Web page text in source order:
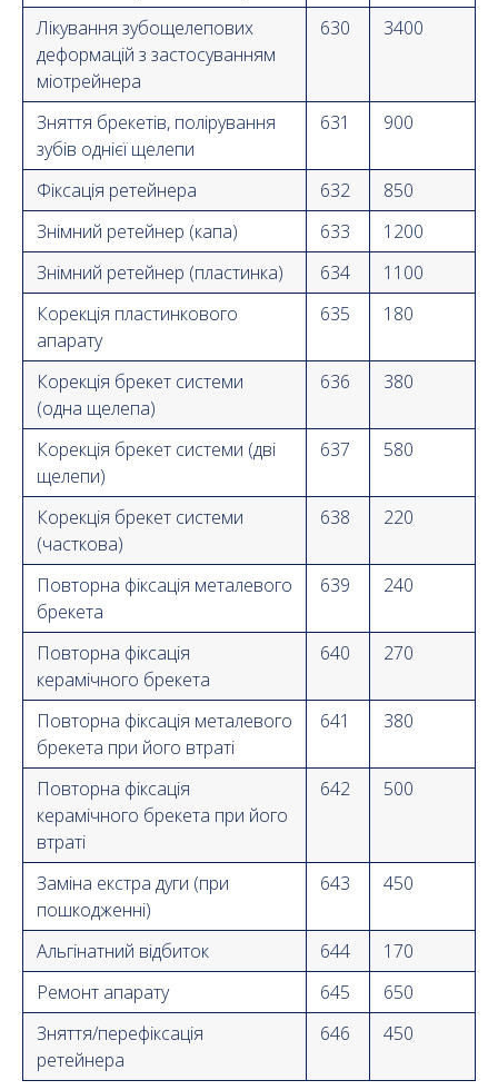
Лікування зубощелепових
деформацій з застосуванням
міотрейнера
630 3400
Зняття брекетів, полірування
зубів однієї щелепи
631 900
Фіксація ретейнера 632
850
Знімний ретейнер (капа)
633
1200
Знімний ретейнер (пластинка)
634
1100
Корекція пластинкового
апарату
635 180
Корекція брекет системи
(одна щелепа)
636 380
Корекція брекет системи (дві
щелепи)
637 580
Корекція брекет системи
(часткова)
638 220
Повторна фіксація металевого
брекета
639 240
Повторна фіксація
керамічного брекета
640 270
Повторна фіксація металевого
брекета при його втраті
641 380
Повторна фіксація
керамічного брекета при його
втраті
642 500
Заміна екстра дуги (при
пошкодженні)
643 450
Альгінатний відбиток 644
170
Ремонт апарату
645
650
Зняття/перефіксація
ретейнера
646 450